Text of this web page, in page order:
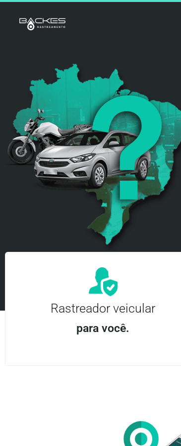
Rastreador veicular
para você.
Entre em contato